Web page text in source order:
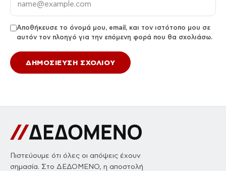
Αποθήκευσε το όνομά μου, email, και τον ιστότοπο μου σε
αυτόν τον πλοηγό για την επόμενη φορά που θα σχολιάσω.
Πιστεύουμε ότι όλες οι απόψεις έχουν
σημασία. Στο ΔΕΔΟΜΕΝΟ, η αποστολή